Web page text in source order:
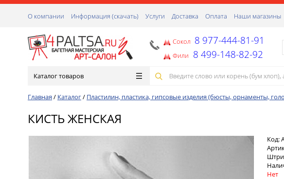
О компании Информация (скачать) Услуги Доставка Оплата Наши магазины
Сокол 8 977-444-81-91
Фили 8 499-148-82-92
Каталог товаров
Главная / Каталог/ Пластилин, пластика, гипсовые изделия (бюсты, орнаменты,
КИСТЬ ЖЕНСКАЯ
Код:
Нет